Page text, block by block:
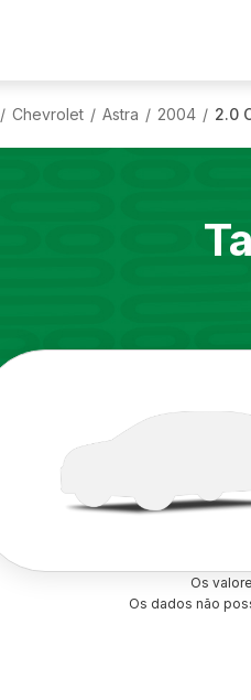
/ Chevrolet / Astra / 2004 / 2.0
Os
Os dados não